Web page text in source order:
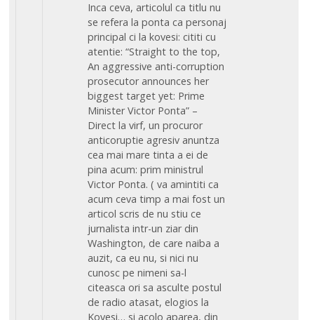
Inca ceva, articolul ca titlu nu
se refera la ponta ca personaj
principal ci la kovesi: cititi cu
atentie: “Straight to the top,
An aggressive anti-corruption
prosecutor announces her
biggest target yet: Prime
Minister Victor Ponta” –
Direct la virf, un procuror
anticoruptie agresiv anuntza
cea mai mare tinta a ei de
pina acum: prim ministrul
Victor Ponta. ( va amintiti ca
acum ceva timp a mai fost un
articol scris de nu stiu ce
jurnalista intr-un ziar din
Washington, de care naiba a
auzit, ca eu nu, si nici nu
cunosc pe nimeni sa-l
citeasca ori sa asculte postul
de radio atasat, elogios la
Kovesi… si acolo aparea, din